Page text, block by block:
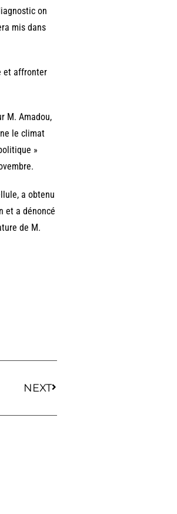
on
mis dans
et affronter
M. Amadou,
le climat
»
a obtenu
et a dénoncé
de M.
NEXT